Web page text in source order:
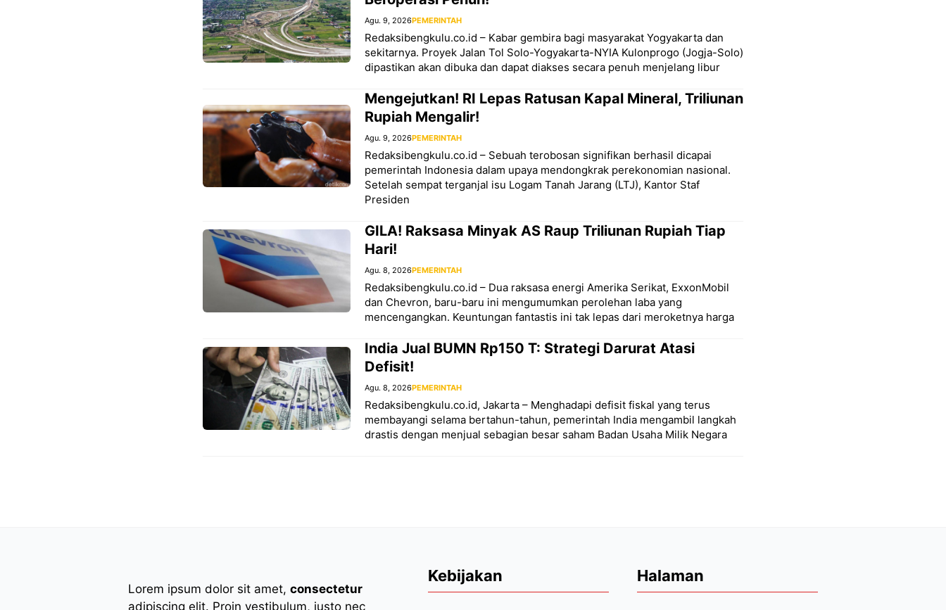
Agu. 9, 2026PEMERINTAH
Redaksibengkulu.co.id – Kabar gembira bagi masyarakat Yogyakarta dan
sekitarnya. Proyek Jalan Tol Solo-Yogyakarta-NYIA Kulonprogo (Jogja-Solo)
dipastikan akan dibuka dan dapat diakses secara penuh menjelang libur
Mengejutkan! RI Lepas Ratusan Kapal Mineral, Triliunan
Rupiah Mengalir!
Agu. 9, 2026PEMERINTAH
Redaksibengkulu.co.id – Sebuah terobosan signifikan berhasil dicapai
pemerintah Indonesia dalam upaya mendongkrak perekonomian nasional.
Setelah sempat terganjal isu Logam Tanah Jarang (LTJ), Kantor Staf
Presiden
GILA! Raksasa Minyak AS Raup Triliunan Rupiah Tiap
Hari!
Agu. 8, 2026PEMERINTAH
Redaksibengkulu.co.id – Dua raksasa energi Amerika Serikat, ExxonMobil
dan Chevron, baru-baru ini mengumumkan perolehan laba yang
mencengangkan. Keuntungan fantastis ini tak lepas dari meroketnya harga
India Jual BUMN Rp150 T: Strategi Darurat Atasi
Defisit!
Agu. 8, 2026PEMERINTAH
Redaksibengkulu.co.id, Jakarta – Menghadapi defisit fiskal yang terus
membayangi selama bertahun-tahun, pemerintah India mengambil langkah
drastis dengan menjual sebagian besar saham Badan Usaha Milik Negara
Lorem ipsum dolor sit amet, consectetur
adipiscing elit. Proin vestibulum, justo nec
Kebijakan Halaman